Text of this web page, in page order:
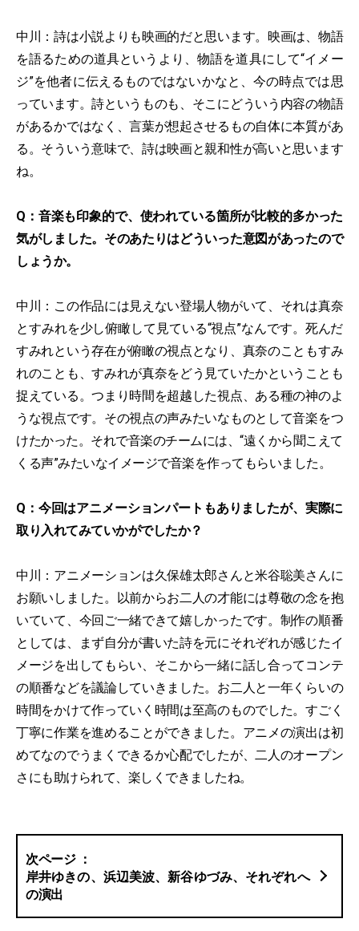
中川：詩は小説よりも映画的だと思います。映画は、物語
を語るための道具というより、物語を道具にして“イメー
ジ”を他者に伝えるものではないかなと、今の時点では思
っています。詩というものも、そこにどういう内容の物語
があるかではなく、言葉が想起させるもの自体に本質があ
る。そういう意味で、詩は映画と親和性が高いと思います
ね。
Q：音楽も印象的で、使われている箇所が比較的多かった
気がしました。そのあたりはどういった意図があったので
しょうか。
中川：この作品には見えない登場人物がいて、それは真奈
とすみれを少し俯瞰して見ている“視点”なんです。死んだ
すみれという存在が俯瞰の視点となり、真奈のこともすみ
れのことも、すみれが真奈をどう見ていたかということも
捉えている。つまり時間を超越した視点、ある種の神のよ
うな視点です。その視点の声みたいなものとして音楽をつ
けたかった。それで音楽のチームには、“遠くから聞こえて
くる声”みたいなイメージで音楽を作ってもらいました。
Q：今回はアニメーションパートもありましたが、実際に
取り入れてみていかがでしたか？
中川：アニメーションは久保雄太郎さんと米谷聡美さんに
お願いしました。以前からお二人の才能には尊敬の念を抱
いていて、今回ご一緒できて嬉しかったです。制作の順番
としては、まず自分が書いた詩を元にそれぞれが感じたイ
メージを出してもらい、そこから一緒に話し合ってコンテ
の順番などを議論していきました。お二人と一年くらいの
時間をかけて作っていく時間は至高のものでした。すごく
丁寧に作業を進めることができました。アニメの演出は初
めてなのでうまくできるか心配でしたが、二人のオープン
さにも助けられて、楽しくできましたね。
岸井ゆきの、浜辺美波、新谷ゆづみ、それぞれへ
の演出